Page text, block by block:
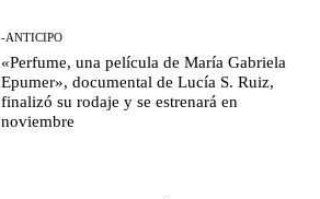
-ANTICIPO
«Perfume, una película de María Gabriela
Epumer», documental de Lucía S. Ruiz,
finalizó su rodaje y se estrenará en
noviembre